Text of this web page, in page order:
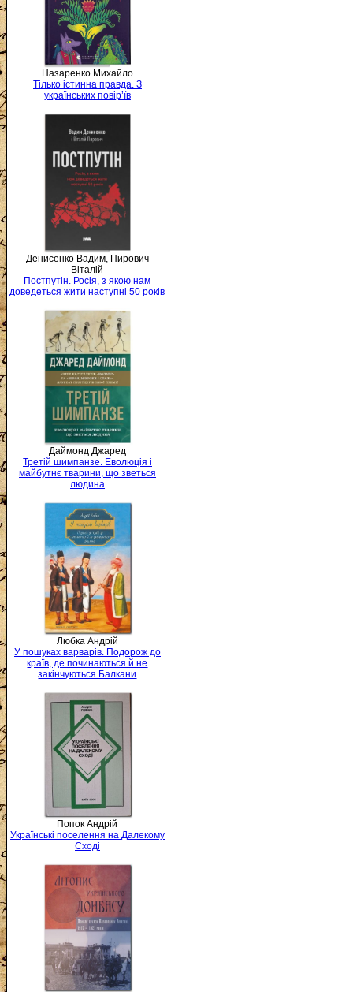
Назаренко Михайло
Тілько істинна правда. З
українських повір’їв
Денисенко Вадим, Пирович
Віталій
Постпутін. Росія, з якою нам
доведеться жити наступні 50 років
Даймонд Джаред
Третій шимпанзе. Еволюція і
майбутнє тварини, що зветься
людина
Любка Андрій
У пошуках варварів. Подорож до
країв, де починаються й не
закінчуються Балкани
Попок Андрій
Українські поселення на Далекому
Сході